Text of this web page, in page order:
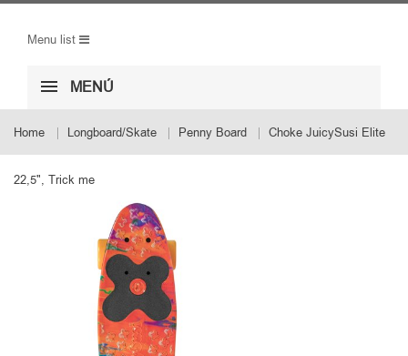
Menu list
MENÚ
Home Longboard/Skate Penny Board Choke JuicySusi Elite
22,5", Trick me